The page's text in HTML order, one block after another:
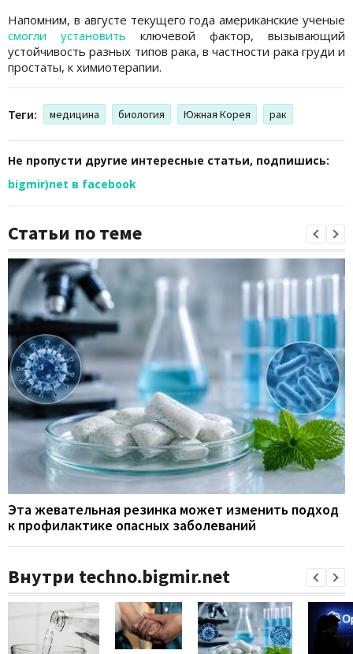
Напомним, в августе текущего годаамериканские ученые
смогли установить ключевой фактор, вызывающий
устойчивость разных типов рака, в частности рака груди и
простаты, к химиотерапии.
Теги: медицина биология Южная Корея рак
Не пропусти другие интересные статьи, подпишись:
bigmir)net в facebook
Статьи по теме
Эта жевательная резинка может изменить подход
к профилактике опасных заболеваний
Внутри techno.bigmir.net